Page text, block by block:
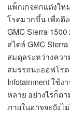
แพ็กเกจตกแต่งใ
โรดมากขึ้น เพื่อดึ
GMC Sierra
สไตล์ GMC
สมดุลระหว่างคว
สมรรถนะออฟโร
Infotainment ใช้
หลาย อย่างไรก็ต
ภายในอาจจะยังไ